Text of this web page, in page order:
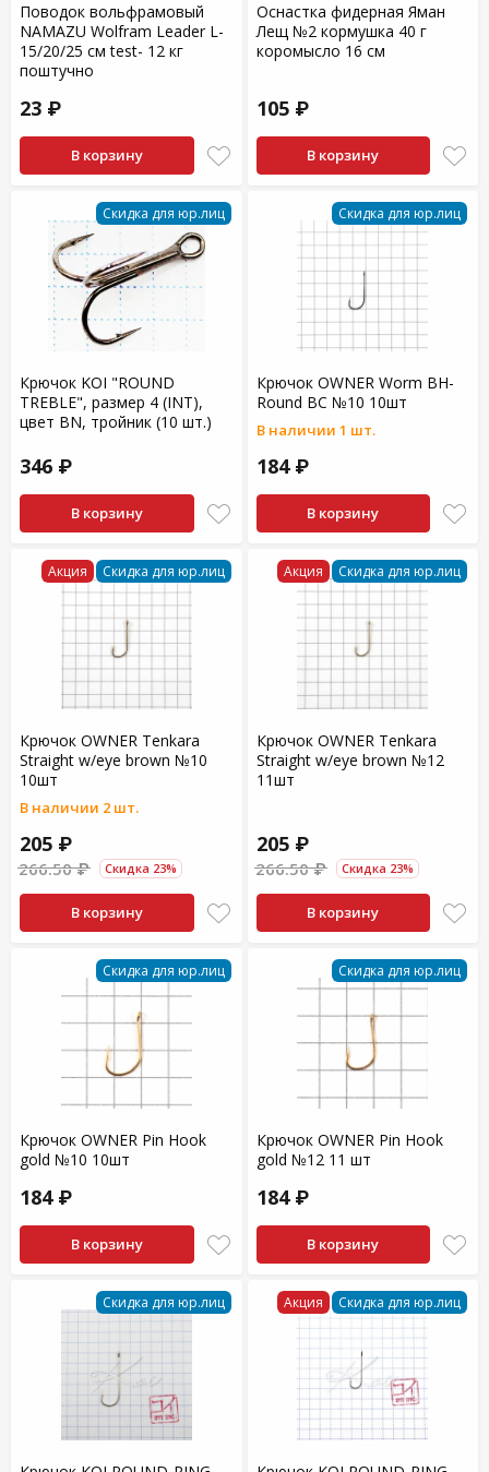
Поводок вольфрамовый
NAMAZU Wolfram Leader L-
15/20/25 см test- 12 кг
поштучно
23 ₽
В корзину
Оснастка фидерная Яман
Лещ №2 кормушка 40 г
коромысло 16 см
105 ₽
В корзину
Скидка для юр.лиц
Крючок KOI "ROUND
TREBLE", размер 4 (INT),
цвет BN, тройник (10 шт.)
346 ₽
В корзину
Скидка для юр.лиц
Крючок OWNER Worm BH-
Round BC №10 10шт
В наличии 1 шт.
184 ₽
В корзину
Акция Скидка для юр.лиц
Крючок OWNER Tenkara
Straight w/eye brown №10
10шт
В наличии 2 шт.
205 ₽
266.50 ₽ Скидка 23%
В корзину
Акция Скидка для юр.лиц
Крючок OWNER Tenkara
Straight w/eye brown №12
11шт
205 ₽
266.50 ₽ Скидка 23%
В корзину
Скидка для юр.лиц
Крючок OWNER Pin Hook
gold №10 10шт
184 ₽
В корзину
Скидка для юр.лиц
Крючок OWNER Pin Hook
gold №12 11 шт
184 ₽
В корзину
Скидка для юр.лиц Акция Скидка для юр.лиц